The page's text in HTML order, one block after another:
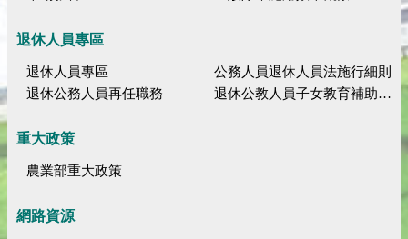
退休人員專區
退休人員專區
公務人員退休人員法施行細則
退休公務人員再任職務
退休公教人員子女教育補助規定
重大政策
農業部重大政策
網路資源